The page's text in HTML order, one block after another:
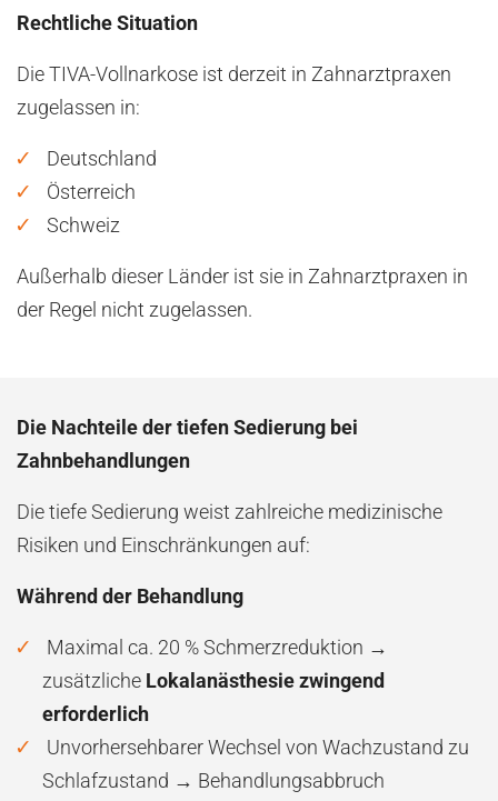
Rechtliche Situation
Die TIVA-Vollnarkose ist derzeit in Zahnarztpraxen
zugelassen in:
Deutschland
Österreich
Schweiz
Außerhalb dieser Länder ist sie in Zahnarztpraxen in
der Regel nicht zugelassen.
Die Nachteile der tiefen Sedierung bei
Zahnbehandlungen
Die tiefe Sedierung weist zahlreiche medizinische
Risiken und Einschränkungen auf:
Während der Behandlung
Maximal ca. 20 % Schmerzreduktion →
zusätzliche Lokalanästhesie zwingend
erforderlich
Unvorhersehbarer Wechsel von Wachzustand zu
Schlafzustand → Behandlungsabbruch